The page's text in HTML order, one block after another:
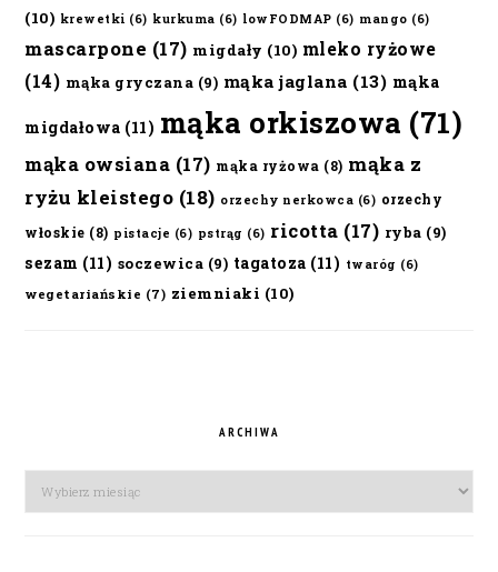
(10) krewetki (6) kurkuma (6) lowFODMAP (6) mango (6)
mascarpone (17) migdały (10) mleko ryżowe
(14) mąka gryczana (9) mąka jaglana (13) mąka
migdałowa (11) mąka orkiszowa (71)
mąka owsiana (17) mąka ryżowa (8) mąka z
ryżu kleistego (18) orzechy nerkowca (6) orzechy
włoskie (8) pistacje (6) pstrąg (6) ricotta (17) ryba (9)
sezam (11) soczewica (9) tagatoza (11) twaróg (6)
wegetariańskie (7) ziemniaki (10)
ARCHIWA
Archiwa